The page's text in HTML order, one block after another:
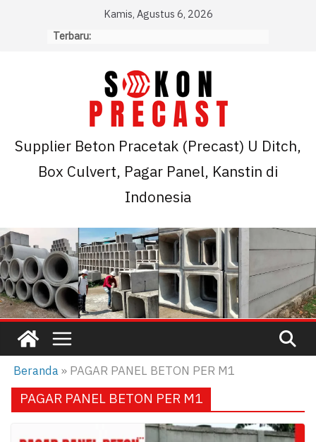
Kamis, Agustus 6, 2026
Terbaru:
Supplier Beton Pracetak (Precast) U Ditch,
Box Culvert, Pagar Panel, Kanstin di
Indonesia
Beranda» PAGAR PANEL BETON PER M1
PAGAR PANEL BETON PER M1